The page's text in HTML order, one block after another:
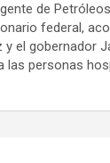
de
federal,
y el gobernador
las personas